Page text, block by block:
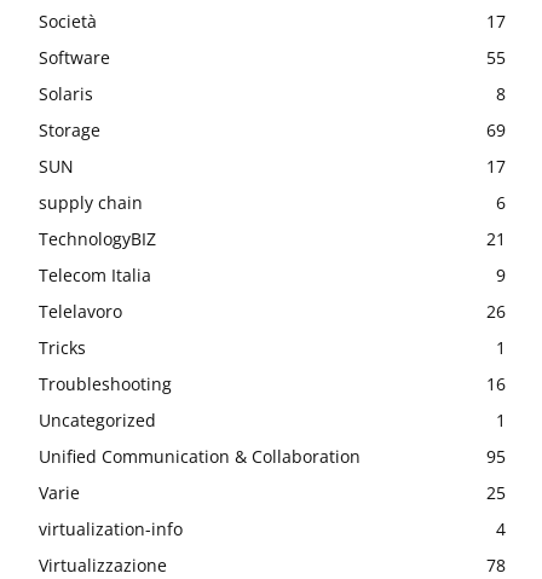
Società
17
Software
55
Solaris
8
Storage
69
SUN
17
supply chain
6
TechnologyBIZ
21
Telecom Italia
9
Telelavoro
26
Tricks
1
Troubleshooting
16
Uncategorized
1
Unified Communication & Collaboration
95
Varie
25
virtualization-info
4
Virtualizzazione
78